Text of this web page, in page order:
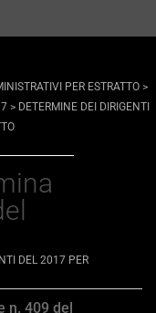
PER ESTRATTO >
> DETERMINE DEI DIRIGENTI
DEL 2017 PER
n. 409 del